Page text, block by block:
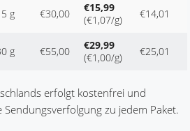
g €30,00
€15,99
(€1,07/g)
€14,01
g €55,00
€29,99
(€1,00/g)
€25,01
erfolgt kostenfrei und
Sendungsverfolgung zu jedem Paket.